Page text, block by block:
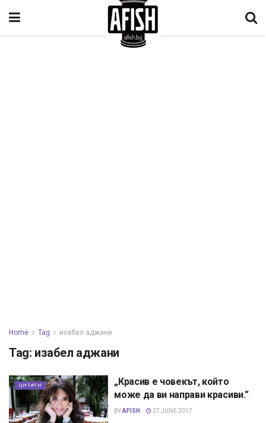
Home Tag изабел аджани
Tag: изабел аджани
ЦИТАТИ
„Красив е човекът, който
може да ви направи красиви.”
BYAFISH 27 JUNE 2017